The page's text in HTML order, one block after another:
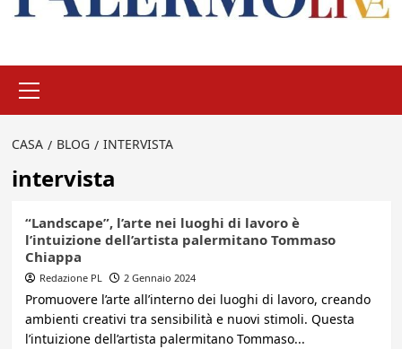
principale
CASA BLOG INTERVISTA
intervista
“Landscape”, l’arte nei luoghi di lavoro è
l’intuizione dell’artista palermitano Tommaso
Chiappa
Redazione PL 2 Gennaio 2024
Promuovere l’arte all’interno dei luoghi di lavoro, creando
ambienti creativi tra sensibilità e nuovi stimoli. Questa
l’intuizione dell’artista palermitano Tommaso...